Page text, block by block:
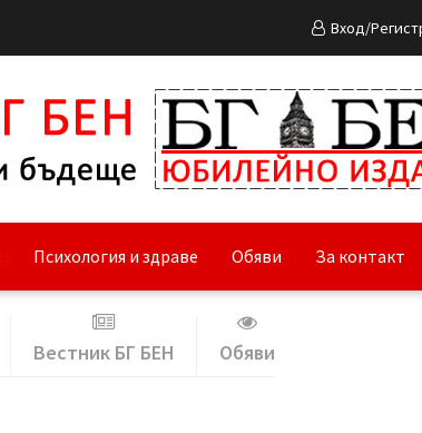
Вход/
Психология и здраве Обяви За контакт
Вестник БГ БЕН Обяви